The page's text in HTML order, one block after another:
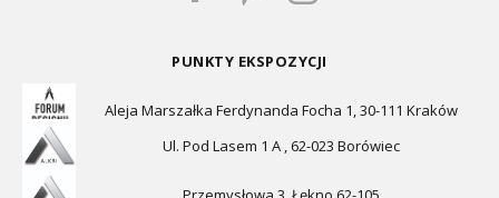
PUNKTY EKSPOZYCJI
Aleja Marszałka Ferdynanda Focha 1, 30-111 Kraków
Ul. Pod Lasem 1 A , 62-023 Borówiec